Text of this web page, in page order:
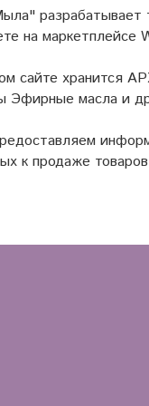
разрабатывает
на маркетплейсе
сайте хранится
Эфирные масла и
к продаже